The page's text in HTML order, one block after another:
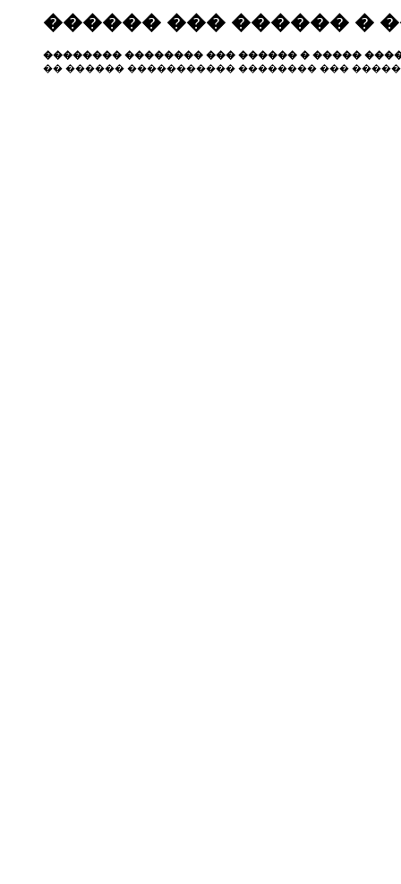
������ ��� ������ �
�������� �������� ��� ������ � �����
�� ������ ����������� �������� ���